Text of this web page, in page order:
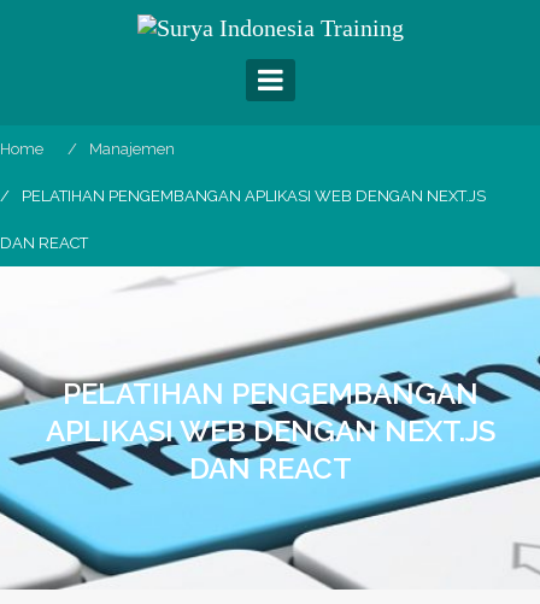
Home Manajemen
PELATIHAN PENGEMBANGAN APLIKASI WEB DENGAN NEXT.JS
DAN REACT
PELATIHAN PENGEMBANGAN
APLIKASI WEB DENGAN NEXT.JS
DAN REACT